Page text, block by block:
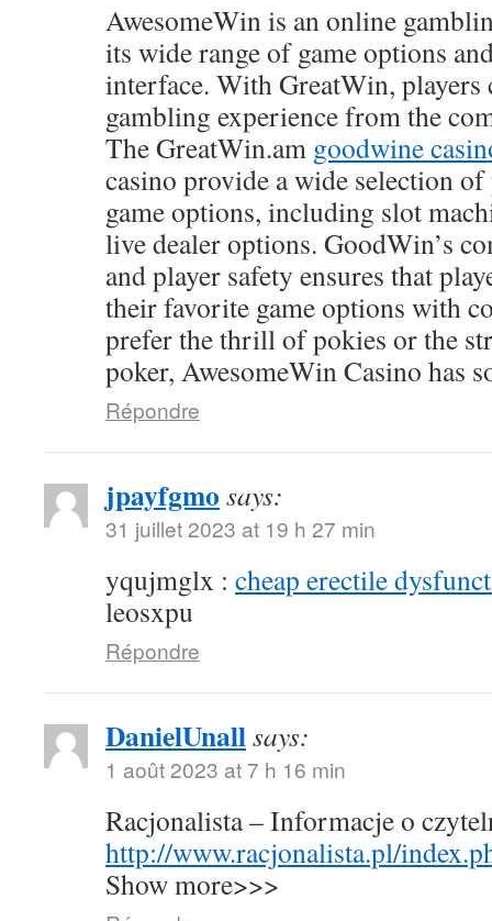
AwesomeWin is an online
its wide range of game options
interface. With GreatWin, players
gambling experience from the
The GreatWin.am goodwine
casino provide a wide selection
game options, including slot
live dealer options. GoodWin’s
and player safety ensures that
their favorite game options with
prefer the thrill of pokies or the
poker, AwesomeWin Casino has
Répondre
jpayfgmo says:
31 juillet 2023 at 19 h 27 min
yqujmglx : cheap erectile
leosxpu
Répondre
DanielUnallsays:
1 août 2023 at 7 h 16 min
Racjonalista – Informacje o
http://www.racjonalista.pl/
Show more>>>